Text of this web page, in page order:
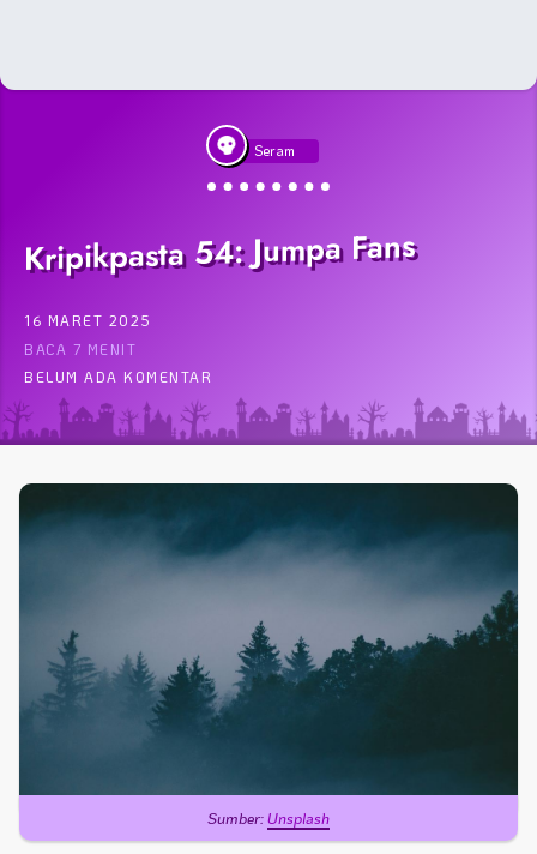
Seram
Kripikpasta 54: Jumpa Fans
16 MARET 2025
BACA 7 MENIT
BELUM ADA KOMENTAR
Sumber:Unsplash